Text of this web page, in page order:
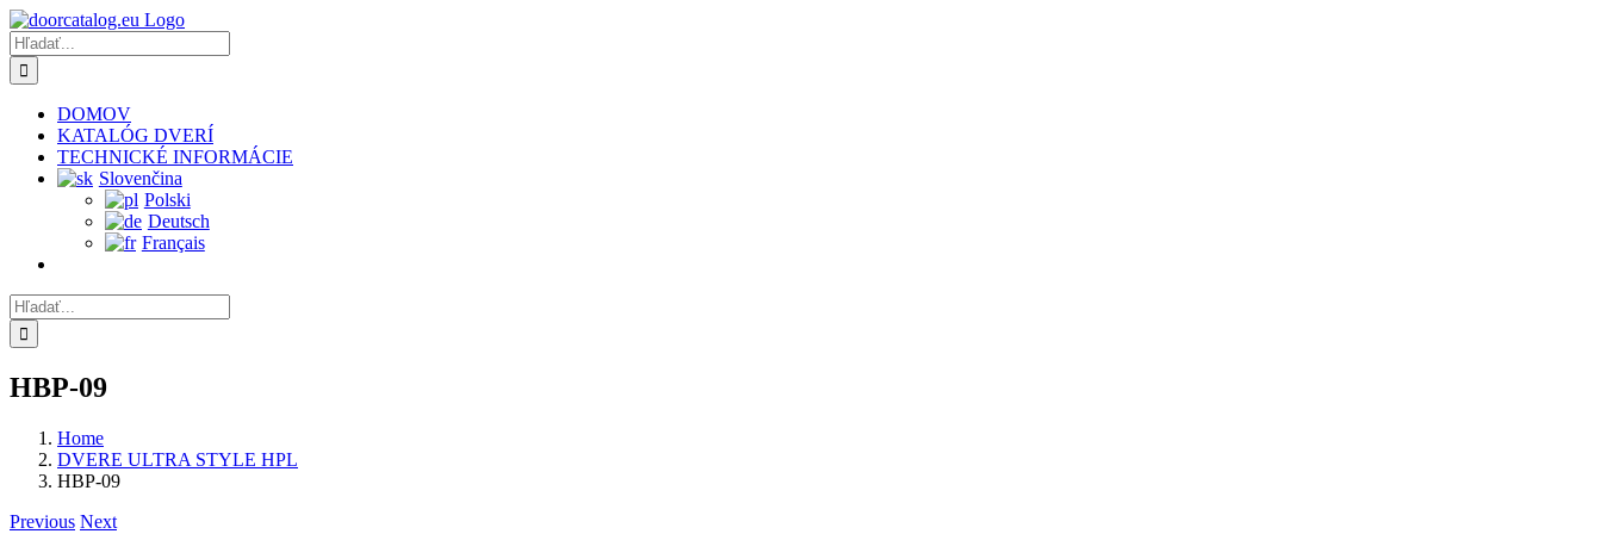
Skip
to
content
Hľadať:
DOMOV
KATALÓG DVERÍ
TECHNICKÉ INFORMÁCIE
Slovenčina
Polski
Deutsch
Français
Hľadať:
HBP-09
Home
DVERE ULTRA STYLE HPL
HBP-09
Previous Next